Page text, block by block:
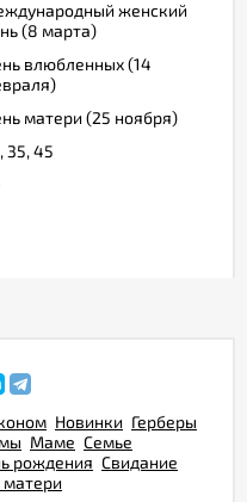
женский
(8 марта)
влюбленных (14
матери (25 ноября)
35, 45
Новинки Герберы
Маме Семье
рождения Свидание
матери